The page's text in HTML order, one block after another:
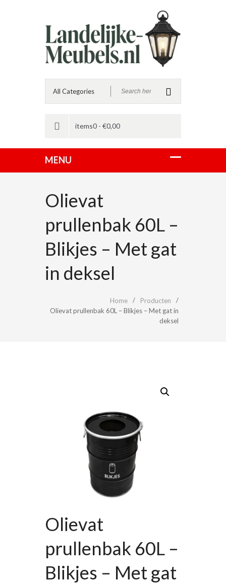
items0 - €0,00
Olievat
prullenbak 60L –
Blikjes – Met gat
in deksel
Home
Producten
Olievat prullenbak 60L – Blikjes – Met gat in
deksel
Olievat
prullenbak 60L –
Blikjes – Met gat